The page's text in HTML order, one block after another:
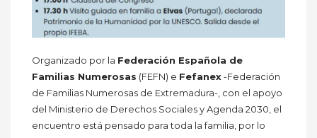
Organizado por la Federación Española de
Familias Numerosas (FEFN) e Fefanex-Federación
de Familias Numerosas de Extremadura-, con el apoyo
del Ministerio de Derechos Sociales y Agenda 2030, el
encuentro está pensado para toda la familia, por lo